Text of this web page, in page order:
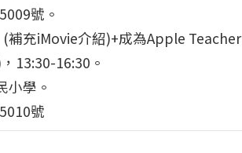
號。
充iMovie介紹)+成為Apple Teacher
13:30-16:30。
小學。
號